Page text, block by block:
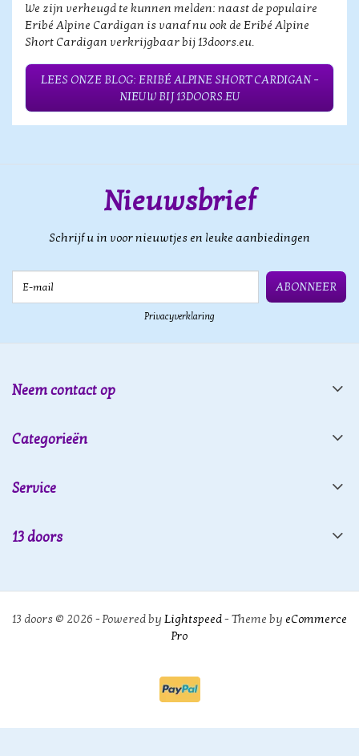
We zijn verheugd te kunnen melden: naast de populaire
Eribé Alpine Cardigan is vanaf nu ook de Eribé Alpine
Short Cardigan verkrijgbaar bij 13doors.eu.
LEES ONZE BLOG: ERIBÉ ALPINE SHORT CARDIGAN –
NIEUW BIJ 13DOORS.EU
Nieuwsbrief
Schrijf u in voor nieuwtjes en leuke aanbiedingen
ABONNEER
Privacyverklaring
Neem contact op
Categorieën
Service
13 doors
13 doors © 2026 - Powered by Lightspeed- Theme by eCommerce
Pro